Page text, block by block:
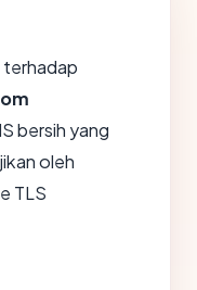
bersih yang
oleh
TLS